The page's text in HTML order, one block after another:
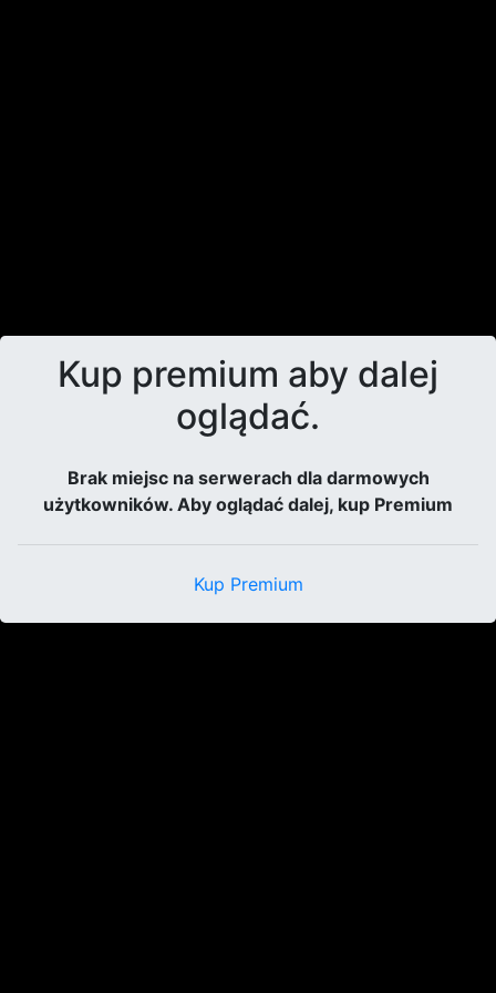
Kup premium aby dalej
oglądać.
Brak miejsc na serwerach dla darmowych
użytkowników. Aby oglądać dalej, kup Premium
Kup Premium